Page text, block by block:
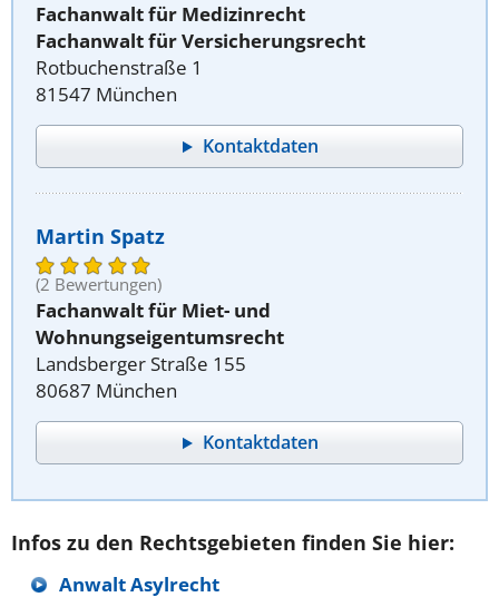
Fachanwalt für Medizinrecht
Fachanwalt für Versicherungsrecht
Rotbuchenstraße 1
81547 München
Kontaktdaten
Martin Spatz
(2 Bewertungen)
Fachanwalt für Miet- und
Wohnungseigentumsrecht
Landsberger Straße 155
80687 München
Kontaktdaten
Infos zu den Rechtsgebieten finden Sie hier:
Anwalt Asylrecht